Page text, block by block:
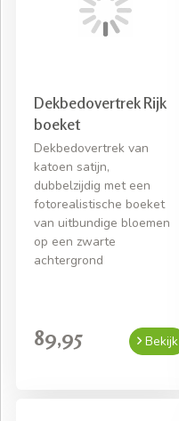
Dekbedovertrek Rijk
boeket
Dekbedovertrek van
katoen satijn,
dubbelzijdig met een
fotorealistische boeket
van uitbundige bloemen
op een zwarte
achtergrond
89,95 Bekijk